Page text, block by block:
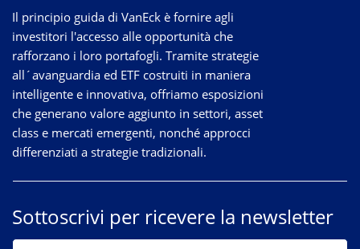
Il principio guida di VanEck è fornire agli
investitori l'accesso alle opportunità che
rafforzano i loro portafogli. Tramite strategie
all´avanguardia ed ETF costruiti in maniera
intelligente e innovativa, offriamo esposizioni
che generano valore aggiunto in settori, asset
class e mercati emergenti, nonché approcci
differenziati a strategie tradizionali.
Sottoscrivi per ricevere la newsletter